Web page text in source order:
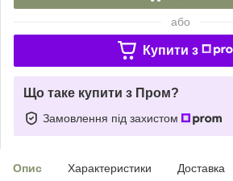
або
Купити з
Що таке купити з Пром?
Замовлення під захистом
Опис Характеристики Доставка